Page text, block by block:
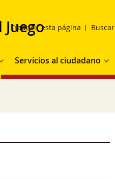
Traducir esta página Buscar
Servicios al ciudadano